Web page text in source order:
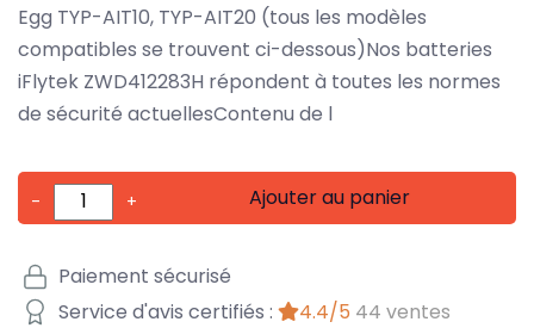
Egg TYP-AIT10, TYP-AIT20 (tous les modèles
compatibles se trouvent ci-dessous)Nos batteries
iFlytek ZWD412283H répondent à toutes les normes
de sécurité actuellesContenu de l
- + Ajouter au panier
Paiement sécurisé
Service d'avis certifiés :
4.4/5 44 ventes